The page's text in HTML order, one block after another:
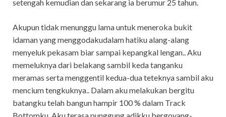
setengah kemudian dan sekarang ia berumur 25 tahun.
Akupun tidak menunggu lama untuk meneroka bukit
idaman yang menggodakudalam hatiku alang-alang
menyeluk pekasam biar sampai kepangkal lengan.. Aku
memeluknya dari belakang sambil keda tanganku
meramas serta menggentil kedua-dua teteknya sambil aku
mencium tengkuknya.. Dalam aku melakukan bergitu
batangku telah bangun hampir 100 % dalam Track
Bottomku. Aku terasa punggung adikku bergoyang-